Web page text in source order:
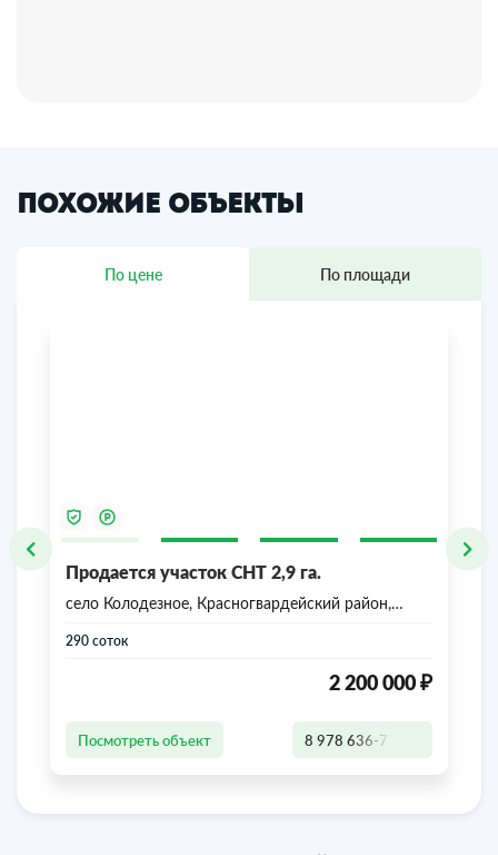
Похожие объекты
По цене По площади
Продается участок СНТ 2,9 га.
село Колодезное, Красногвардейский район,
290 соток
2 200 000 ₽
Посмотреть объект 8 978 636-77-47